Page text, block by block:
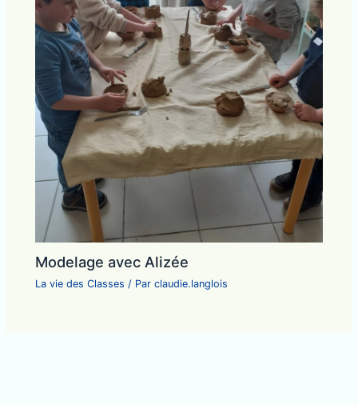
Modelage avec Alizée
La vie des Classes / Parclaudie.langlois